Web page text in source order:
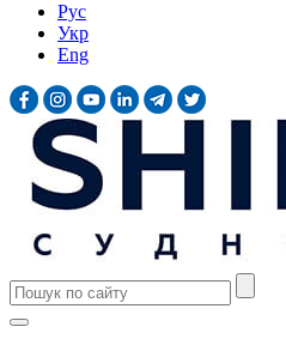
Рус
Укр
Eng